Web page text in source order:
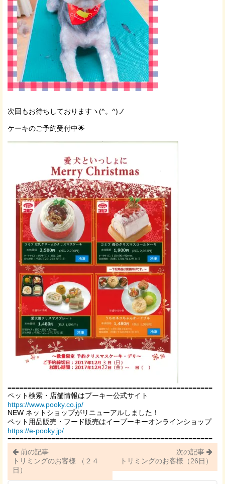
次回もお待ちしておりますヽ(^。^)ノ
ケーキのご予約受付中🌟
===================================================
ペット検索・店舗情報はプーキー公式サイト
https://www.pooky.co.jp/
NEW ネットショップがリニューアルしました！
ペット用品販売・フード販売はイープーキーオンラインショップ
https://e-pooky.jp/
===================================================
前の記事
トリミングのお客様 （２４
日）
次の記事
トリミングのお客様（26日）